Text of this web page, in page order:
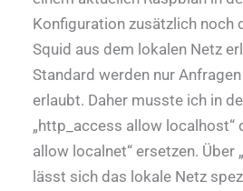
Konfiguration zusätzlich noch
Squid aus dem lokalen Netz
Standard werden nur
erlaubt. Daher musste ich in
„http_access allow localhost“
allow localnet“ ersetzen. Über
lässt sich das lokale Netz